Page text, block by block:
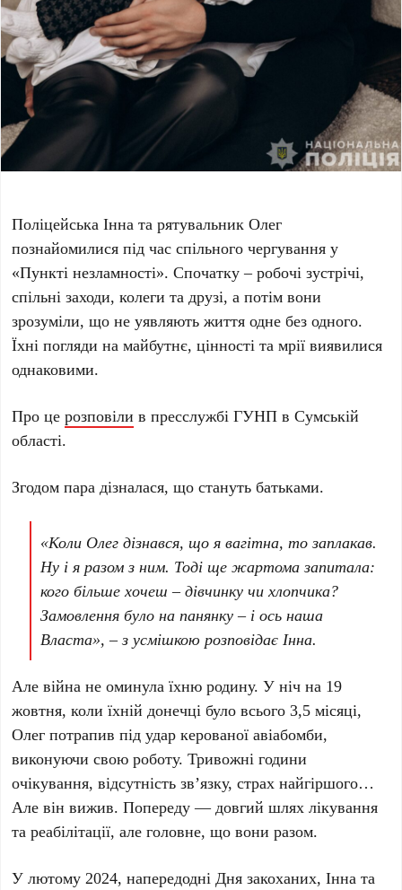
Поліцейська Інна та рятувальник Олег
познайомилися під час спільного чергування у
«Пункті незламності». Спочатку – робочі зустрічі,
спільні заходи, колеги та друзі, а потім вони
зрозуміли, що не уявляють життя одне без одного.
Їхні погляди на майбутнє, цінності та мрії виявилися
однаковими.
Про церозповіли в пресслужбі ГУНП в Сумській
області.
Згодом пара дізналася, що стануть батьками.
«Коли Олег дізнався, що я вагітна, то заплакав.
Ну і я разом з ним. Тоді ще жартома запитала:
кого більше хочеш – дівчинку чи хлопчика?
Замовлення було на панянку – і ось наша
Власта», – з усмішкою розповідає Інна.
Але війна не оминула їхню родину. У ніч на 19
жовтня, коли їхній донечці було всього 3,5 місяці,
Олег потрапив під удар керованої авіабомби,
виконуючи свою роботу. Тривожні години
очікування, відсутність зв’язку, страх найгіршого…
Але він вижив. Попереду — довгий шлях лікування
та реабілітації, але головне, що вони разом.
У лютому 2024, напередодні Дня закоханих, Інна та